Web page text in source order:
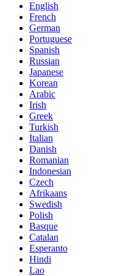
English
French
German
Portuguese
Spanish
Russian
Japanese
Korean
Arabic
Irish
Greek
Turkish
Italian
Danish
Romanian
Indonesian
Czech
Afrikaans
Swedish
Polish
Basque
Catalan
Esperanto
Hindi
Lao